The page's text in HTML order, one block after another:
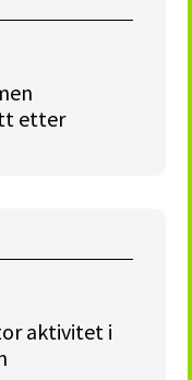
etter
aktivitet i